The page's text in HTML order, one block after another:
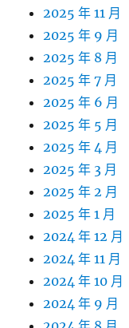
2025 年 11 月
2025 年 9 月
2025 年 8 月
2025 年 7 月
2025 年 6 月
2025 年 5 月
2025 年 4 月
2025 年 3 月
2025 年 2 月
2025 年 1 月
2024 年 12 月
2024 年 11 月
2024 年 10 月
2024 年 9 月